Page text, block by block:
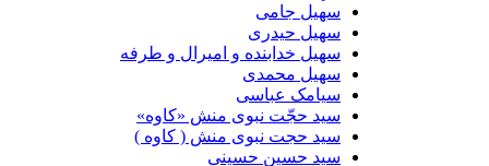
سهیل جامی
سهیل حیدری
سهیل خدابنده و امیرال و طرفه
سهیل محمدی
سیامک عباسی
سید حجّت نبوی منش «کاوه»
سید حجت نبوی منش ( کاوه )
سید حسین حسینى